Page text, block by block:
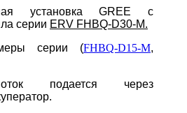
установка GREE с
серии ERV FHBQ-D30-M.
серии (FHBQ-D15-M,
подается через